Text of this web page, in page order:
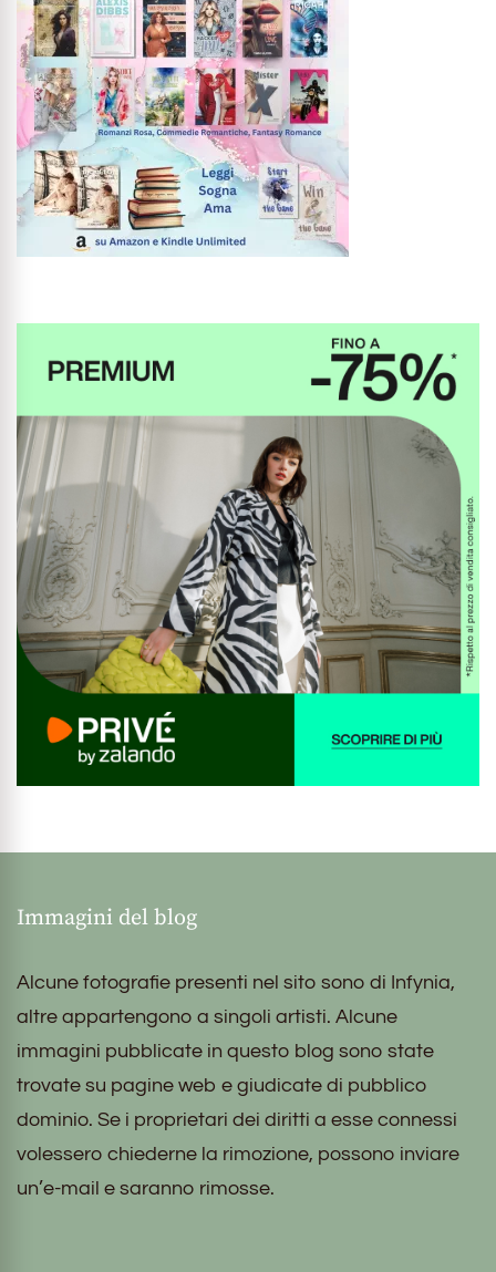
Immagini del blog
Alcune fotografie presenti nel sito sono di Infynia,
altre appartengono a singoli artisti. Alcune
immagini pubblicate in questo blog sono state
trovate su pagine web e giudicate di pubblico
dominio. Se i proprietari dei diritti a esse connessi
volessero chiederne la rimozione, possono inviare
un’e-mail e saranno rimosse.